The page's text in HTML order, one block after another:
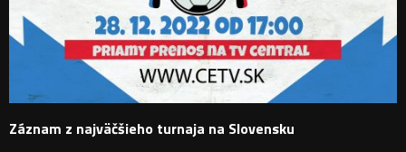
Záznam z najväčšieho turnaja na Slovensku